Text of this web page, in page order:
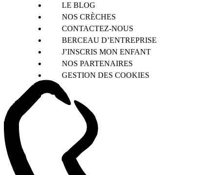
LE BLOG
NOS CRÈCHES
CONTACTEZ-NOUS
BERCEAU D’ENTREPRISE
J’INSCRIS MON ENFANT
NOS PARTENAIRES
GESTION DES COOKIES